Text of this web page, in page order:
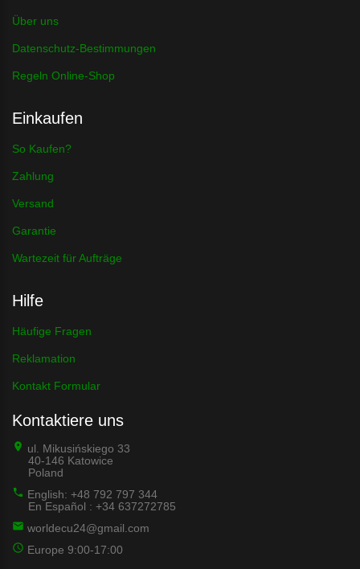
Über uns
Datenschutz-Bestimmungen
Regeln Online-Shop
Einkaufen
So Kaufen?
Zahlung
Versand
Garantie
Wartezeit für Aufträge
Hilfe
Häufige Fragen
Reklamation
Kontakt Formular
Kontaktiere uns
ul. Mikusińskiego 33
40-146 Katowice
Poland
English: +48 792 797 344
En Español : +34 637272785
worldecu24@gmail.com
Europe 9:00-17:00